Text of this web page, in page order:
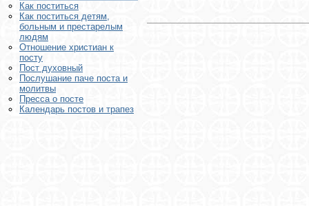
Как поститься
Как поститься детям,
больным и престарелым
людям
Отношение христиан к
посту
Пост духовный
Послушание паче поста и
молитвы
Пресса о посте
Календарь постов и трапез